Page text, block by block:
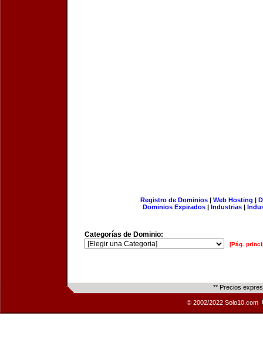
Registro de Dominios| Web Hosting |
Dominios Expirados | Industrias |
Categorías de Dominio:
[Pág.
** Precios
© 2002/2022 Solo10.com